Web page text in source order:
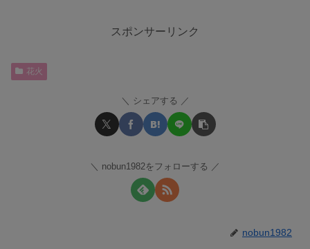
スポンサーリンク
花火
シェアする
nobun1982をフォローする
nobun1982